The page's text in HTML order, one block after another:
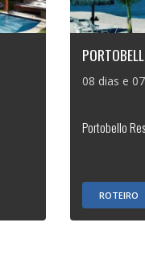
08 dias e
Portobello
ROTEIRO